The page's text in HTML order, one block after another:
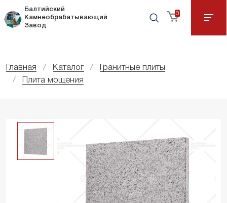
Балтийский
Камнеобрабатывающий
Завод
0
Главная Каталог
Гранитные плиты
Плита мощения